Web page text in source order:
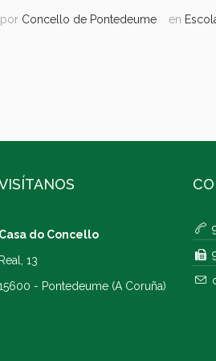
por Concello de Pontedeume en
do Concello
13
- Pontedeume (A Coruña)